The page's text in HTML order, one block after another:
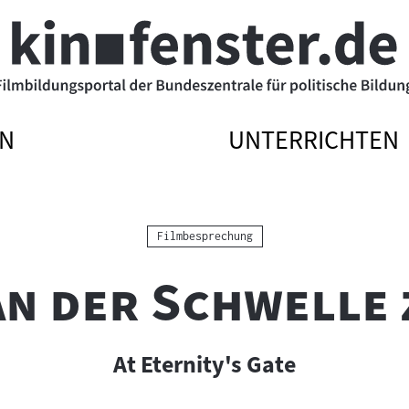
UNTERRICHTEN
Kategorie:
Filmbesprechung
der
At Eternity's Gate